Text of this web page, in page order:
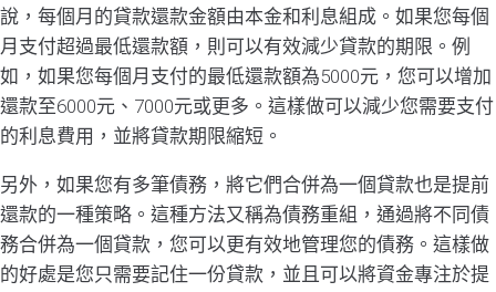
說，每個月的貸款還款金額由本金和利息組成。如果您每個
月支付超過最低還款額，則可以有效減少貸款的期限。例
如，如果您每個月支付的最低還款額為5000元，您可以增加
還款至6000元、7000元或更多。這樣做可以減少您需要支付
的利息費用，並將貸款期限縮短。
另外，如果您有多筆債務，將它們合併為一個貸款也是提前
還款的一種策略。這種方法又稱為債務重組，通過將不同債
務合併為一個貸款，您可以更有效地管理您的債務。這樣做
的好處是您只需要記住一份貸款，並且可以將資金專注於提